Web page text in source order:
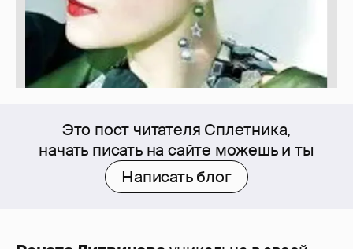
Это пост читателя Сплетника,
начать писать на сайте можешь и ты
Написать блог